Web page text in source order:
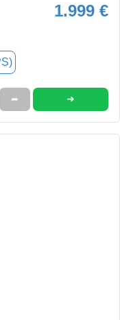
1.999 €
➦ ➜